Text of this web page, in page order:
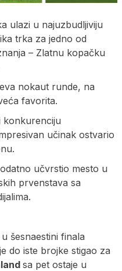
ulazi u najuzbudljiviju
trka za jedno od
– Zlatnu kopačku
nokaut runde, na
favorita.
konkurenciju
učinak ostvario
učvrstio mesto u
prvenstava sa
šesnaestini finala
do iste brojke stigao za
sa pet ostaje u